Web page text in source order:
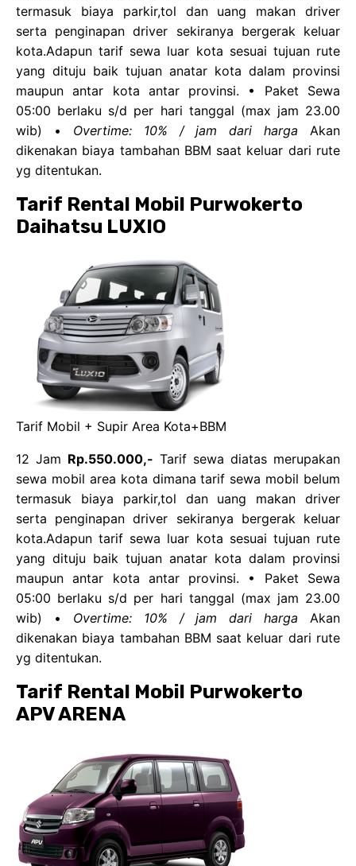
termasuk biaya parkir,tol dan uang makan driver
serta penginapan driver sekiranya bergerak keluar
kota.Adapun tarif sewa luar kota sesuai tujuan rute
yang dituju baik tujuan anatar kota dalam provinsi
maupun antar kota antar provinsi. • Paket Sewa
05:00 berlaku s/d per hari tanggal (max jam 23.00
wib) • Overtime: 10% / jam dari harga Akan
dikenakan biaya tambahan BBM saat keluar dari rute
yg ditentukan.
Tarif Rental Mobil Purwokerto
Daihatsu LUXIO
Tarif Mobil + Supir Area Kota+BBM
12 Jam Rp.550.000,- Tarif sewa diatas merupakan
sewa mobil area kota dimana tarif sewa mobil belum
termasuk biaya parkir,tol dan uang makan driver
serta penginapan driver sekiranya bergerak keluar
kota.Adapun tarif sewa luar kota sesuai tujuan rute
yang dituju baik tujuan anatar kota dalam provinsi
maupun antar kota antar provinsi. • Paket Sewa
05:00 berlaku s/d per hari tanggal (max jam 23.00
wib) • Overtime: 10% / jam dari harga Akan
dikenakan biaya tambahan BBM saat keluar dari rute
yg ditentukan.
Tarif Rental Mobil Purwokerto
APV ARENA